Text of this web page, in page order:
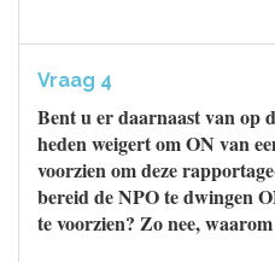
Vraag 4
Bent u er daarnaast van op
heden weigert om ON van
voorzien om deze
bereid de NPO te dwingen
te voorzien? Zo nee,